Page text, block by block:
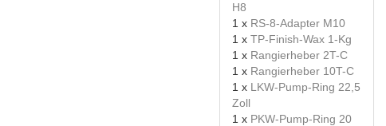
H8
1 x RS-8-Adapter M10
1 x TP-Finish-Wax 1-Kg
1 x Rangierheber 2T-C
1 x Rangierheber 10T-C
1 x LKW-Pump-Ring 22,5
Zoll
1 x PKW-Pump-Ring 20